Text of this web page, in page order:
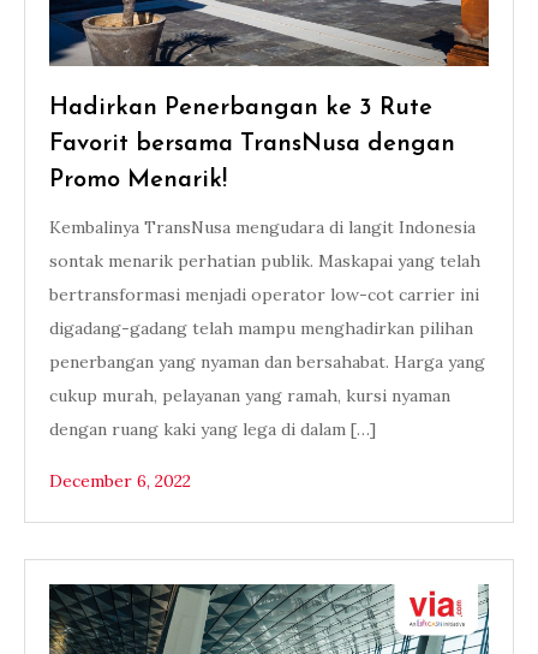
Hadirkan Penerbangan ke 3 Rute
Favorit bersama TransNusa dengan
Promo Menarik!
Kembalinya TransNusa mengudara di langit Indonesia
sontak menarik perhatian publik. Maskapai yang telah
bertransformasi menjadi operator low-cot carrier ini
digadang-gadang telah mampu menghadirkan pilihan
penerbangan yang nyaman dan bersahabat. Harga yang
cukup murah, pelayanan yang ramah, kursi nyaman
dengan ruang kaki yang lega di dalam […]
December 6, 2022